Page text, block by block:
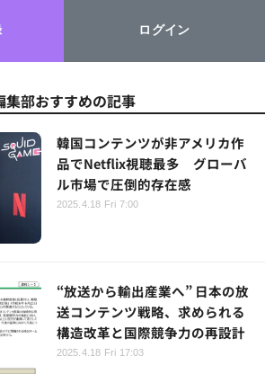
ログイン
集部おすすめの記事
韓国コンテンツが非アメリカ作
品でNetflix視聴最多 グローバ
ル市場で圧倒的存在感
2025.4.18 Fri 7:00
“放送から輸出産業へ” 日本の放
送コンテンツ戦略、求められる
構造改革と国際競争力の再設計
2025.4.18 Fri 17:03